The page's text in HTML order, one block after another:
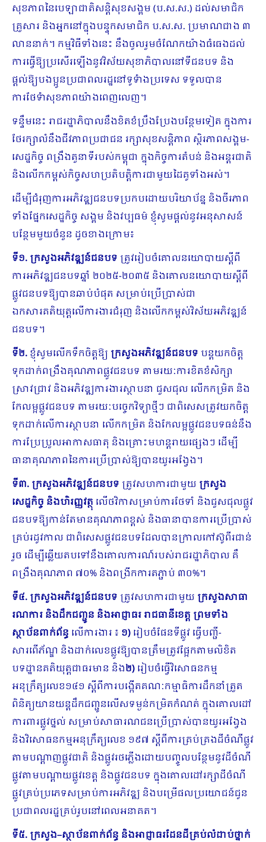
សុខភាពនៃបេឡាជាតិសន្តិសុខសង្គម (ប.ស.ស.) ដល់សមាជិក
គ្រួសារ និងអ្នកនៅក្នុងបន្ទុកសមាជិក ប.ស.ស. ប្រមាណជាង ៣
លាននាក់។ កម្មវិធីទាំងនេះ នឹងចូលរួមចំណែក​យ៉ាងធំធេង​ដល់
ការធ្វើឱ្យប្រសើរឡើងនូវ​វិស័យ​សុខាភិបាល​នៅទីជនបទ និង
ផ្តល់ឱ្យបងប្អូនប្រជាពលរដ្ឋ​នៅទូទំាង​ប្រទេស ទទួលបាន
ការថែទំាសុខភាពយ៉ាងពេញលេញ។
ទន្ទឹមនេះ រាជរដ្ឋាភិបាលនឹងខិតខំប្រឹងប្រែងបន្ថែមទៀត ក្នុងការ
ថែរក្សាលំនឹងជីវភាពប្រជាជន រក្សាសុខសន្តិភាព ស្ថិរភាពសង្គម-
សេដ្ឋកិច្ច ពង្រឹងតួនាទីរបស់កម្ពុជា ក្នុងកិច្ចការតំបន់ និងអន្តរជាតិ
និងលើកកម្ពស់កិច្ចសហប្រតិបត្តិការជាមួយដៃគូទាំងអស់។
​​ដើម្បីជំរុញការអភិវឌ្ឍជនបទប្រកបដោយបរិយាប័ន្ន និងចីរភាព
ទាំងផ្នែកសេដ្ឋកិច្ច សង្គម និងវប្បធម៌ ខ្ញុំសូមផ្តល់នូវអនុសាសន៍
បន្ថែមមួយចំនួន ដូចខាងក្រោម៖
ទី១.ក្រសួងអភិវឌ្ឍន៍ជនបទ ត្រូវរៀបចំគោលនយោបាយស្តីពី
ការអភិវឌ្ឍជនបទឆ្នាំ ២០២៥-២០៣៥ និងគោលនយោបាយស្តីពី
ផ្លូវជនបទឱ្យបានឆាប់បំផុត សម្រាប់ប្រើប្រាស់ជា
ឯកសារគតិយុត្តលើការងារជំរុញ និងលើកកម្ពស់វិស័យអភិវឌ្ឍន៍
ជនបទ។
ទី២.ខ្ញុំសូមលើកទឹកចិត្តឱ្យ ក្រសួងអភិវឌ្ឍន៍ជនបទ បន្តយកចិត្ត
ទុកដាក់ពង្រឹងគុណភាពផ្លូវជនបទ តាមរយៈការខិតខំសិក្សា
ស្រាវជ្រាវ និងអភិវឌ្ឍការងារស្ថាបនា ជួសជុល លើកកម្រិត និង
កែលម្អផ្លូវជនបទ តាមរយៈបច្ចេកវិទ្យាថ្មីៗ ជាពិសេសត្រូវយកចិត្ត
ទុកដាក់លើការស្ថាបនា លើកកម្រិត និងកែលម្អផ្លូវជនបទធន់នឹង
ការប្រែប្រួលអាកាសធាតុ និងគ្រោះមហន្តរាយផ្សេងៗ ដើម្បី
ធានាគុណភាពនៃការប្រើប្រាស់ឱ្យបានយូរអង្វែង។
ទី៣.ក្រសួងអភិវឌ្ឍន៍ជនបទ ត្រូវសហការជាមួយ ក្រសួង
សេដ្ឋកិច្ច និងហិរញ្ញវត្ថុលើថវិកាសម្រាប់ការថែទាំ និងជួសជុលផ្លូវ
ជនបទឱ្យកាន់តែមានគុណភាពខ្ពស់ និងធានាបានការប្រើប្រាស់
គ្រប់រដូវកាល ជាពិសេសផ្លូវជនបទដែលបានក្រាលកៅស៊ូពីរជាន់
រួច ដើម្បីឆ្លើយតបទៅនឹងគោលការណ៍របស់រាជរដ្ឋាភិបាល គឺ
ពង្រឹងគុណភាព ៧០% និងពង្រីកការតភ្ជាប់ ៣០%។
ទី៤.ក្រសួងអភិវឌ្ឍន៍ជនបទ ត្រូវសហការជាមួយ ក្រសួងសាធា
រណការ និងដឹកជញ្ជូន និងអាជ្ញាធរ រាជធានីខេត្ត ព្រមទាំង
ស្ថាប័នពាក់ព័ន្ធ លើការងារ ៖ ១)រៀបចំផែនទីផ្លូវ ធ្វើបញ្ជី-
សារពើភ័ណ្ឌ និងដាក់លេខផ្លូវឱ្យបានត្រឹមត្រូវផ្អែកតាមលិខិត
បទដ្ឋានគតិយុត្តជាធរមាន និង២)រៀបចំធ្វើវិសោធនកម្ម
អនុក្រឹត្យលេខ១៤១ ស្តីពីការបង្កើតគណៈកម្មាធិការដឹកនាំត្រួត
ពិនិត្យយានយន្តដឹកជញ្ជូនលើសទម្ងន់កម្រិតកំណត់ ក្នុងគោលដៅ
ការពារផ្លូវថ្នល់ សម្រាប់សាធារណជនប្រើប្រាស់បានយូរអង្វែង
និងវិសោធនកម្មអនុក្រឹត្យលេខ ១៩៧ ស្តីពីការគ្រប់គ្រងដីចំណីផ្លូវ
តាមបណ្តាញផ្លូវជាតិ និងផ្លូវរថភ្លើងដោយបញ្ចូលបន្ថែមនូវដីចំណី
ផ្លូវតាមបណ្តាយផ្លូវខេត្ត និងផ្លូវជនបទ ក្នុងគោលដៅរក្សាដីចំណី
ផ្លូវគ្រប់ប្រភេទសម្រាប់ការអភិវឌ្ឍ និងបម្រើផលប្រយោជន៍​ជូន
ប្រជាពលរដ្ឋគ្រប់រូបនៅពេលអនាគត។
ទី៥.ក្រសួង–ស្ថាប័នពាក់ព័ន្ធ និងអាជ្ញាធរដែនដីគ្រប់លំដាប់ថ្នាក់